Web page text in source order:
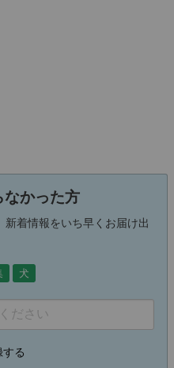
なかった方
新着情報をいち早くお届け出
犬
る